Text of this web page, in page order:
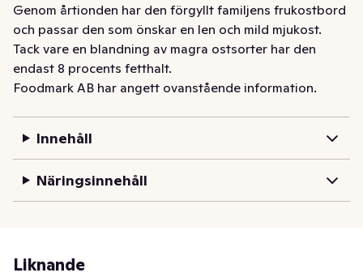
Genom årtionden har den förgyllt familjens frukostbord
och passar den som önskar en len och mild mjukost.
Tack vare en blandning av magra ostsorter har den
endast 8 procents fetthalt.
Foodmark AB har angett ovanstående information.
Innehåll
Näringsinnehåll
Liknande